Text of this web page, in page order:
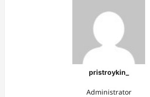
pristroykin_
Administrator